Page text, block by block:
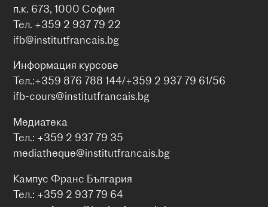
п.к. 673, 1000 София
Тел. +359 2 937 79 22
ifb@institutfrancais.bg
Информация курсове
Тел.:+359 876 788 144/+359 2 937 79 61/56
ifb-cours@institutfrancais.bg
Медиатека
Тел.: +359 2 937 79 35
mediatheque@institutfrancais.bg
Кампус Франс България
Тел.: +359 2 937 79 64